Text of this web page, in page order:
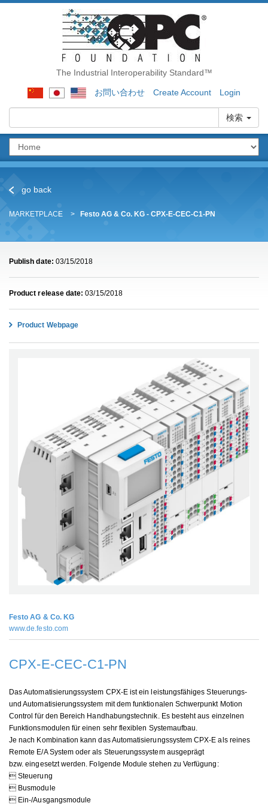
The Industrial Interoperability Standard™
お問い合わせ Create Account Login
検索
go back
MARKETPLACE Festo AG & Co. KG - CPX-E-CEC-C1-PN
Publish date: 03/15/2018
Product release date: 03/15/2018
Product Webpage
Festo AG & Co. KG
www.de.festo.com
CPX-E-CEC-C1-PN
Das Automatisierungssystem CPX-E ist ein leistungsfähiges Steuerungs-
und Automatisierungssystem mit dem funktionalen Schwerpunkt Motion
Control für den Bereich Handhabungstechnik. Es besteht aus einzelnen
Funktionsmodulen für einen sehr flexiblen Systemaufbau.
Je nach Kombination kann das Automatisierungssystem CPX-E als reines
Remote E/A System oder als Steuerungssystem ausgeprägt
bzw. eingesetzt werden. Folgende Module stehen zu Verfügung:
 Steuerung
 Busmodule
 Ein-/Ausgangsmodule